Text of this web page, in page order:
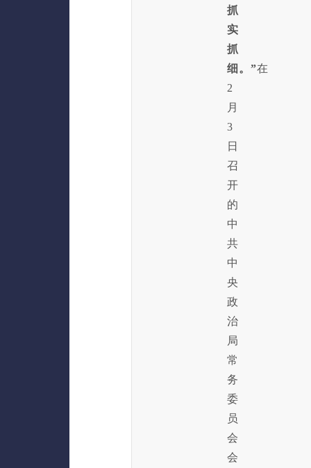
抓
实
抓
细。”在
2
月
3
日
召
开
的
中
共
中
央
政
治
局
常
务
委
员
会
会